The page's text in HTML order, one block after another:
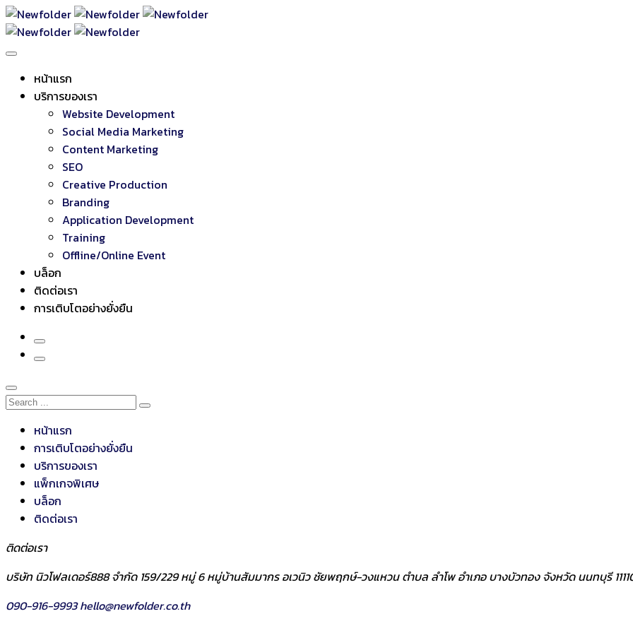
หน้าแรก
บริการของเรา
Website Development
Social Media Marketing
Content Marketing
SEO
Creative Production
Branding
Application Development
Training
Offline/Online Event
บล็อก
ติดต่อเรา
การเติบโตอย่างยั่งยืน
หน้าแรก
การเติบโตอย่างยั่งยืน
บริการของเรา
แพ็กเกจพิเศษ
บล็อก
ติดต่อเรา
ติดต่อเรา
บริษัท นิวโฟลเดอร์888 จำกัด 159/229 หมู่ 6 หมู่บ้านสัมมากร อเวนิว ชัยพฤกษ์-วงแหวน ตำบล ลำโพ อำเภอ บางบัวทอง จังหวัด นนทบุรี
090-916-9993hello@newfolder.co.th